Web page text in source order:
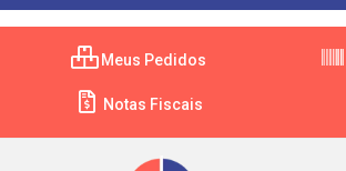
Meus Pedidos
Notas Fiscais